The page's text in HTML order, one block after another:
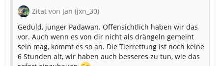
Zitat von Jan (jxn_30)
Geduld, junger Padawan. Offensichtlich haben wir das
vor. Auch wenn es von dir nicht als drängeln gemeint
sein mag, kommt es so an. Die Tierrettung ist noch keine
6 Stunden alt, wir haben auch besseres zu tun, wie das